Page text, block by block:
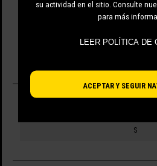
su actividad en el sitio. Consulte
para más
ACEPTAR Y SEGUIR
S
LEER POLÍTICA DE